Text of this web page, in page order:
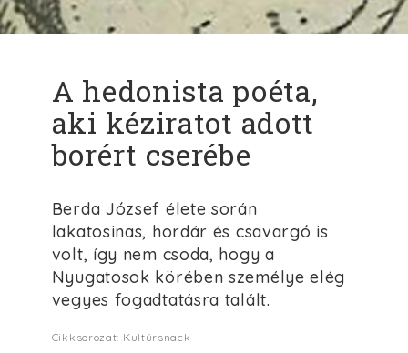
A hedonista poéta,
aki kéziratot adott
borért cserébe
Berda József élete során
lakatosinas, hordár és csavargó is
volt, így nem csoda, hogy a
Nyugatosok körében személye elég
vegyes fogadtatásra talált.
Cikksorozat: Kultúrsnack